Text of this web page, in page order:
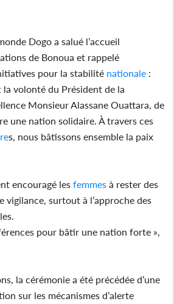
Dogo a salué l’accueil
de Bonoua et rappelé
pour la stabilité nationale :
la volonté du Président de la
Monsieur Alassane Ouattara, de
une nation solidaire. À travers ces
s, nous bâtissons ensemble la paix
encouragé les femmes à rester des
vigilance, surtout à l’approche des
pour bâtir une nation forte »,
la cérémonie a été précédée d’une
sur les mécanismes d’alerte